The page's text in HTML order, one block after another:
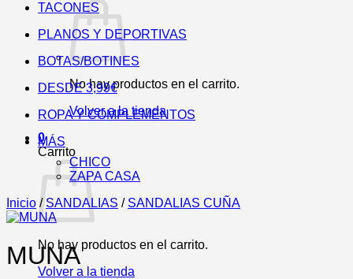
No hay productos en el carrito.
Volver a la tienda
0
Carrito
No hay productos en el carrito.
Volver a la tienda
TACONES
PLANOS Y DEPORTIVAS
BOTAS/BOTINES
DESDE 3,99€
ROPA Y COMPLEMENTOS
MÁS
CHICO
ZAPA CASA
Inicio / SANDALIAS / SANDALIAS CUÑA
MUNA